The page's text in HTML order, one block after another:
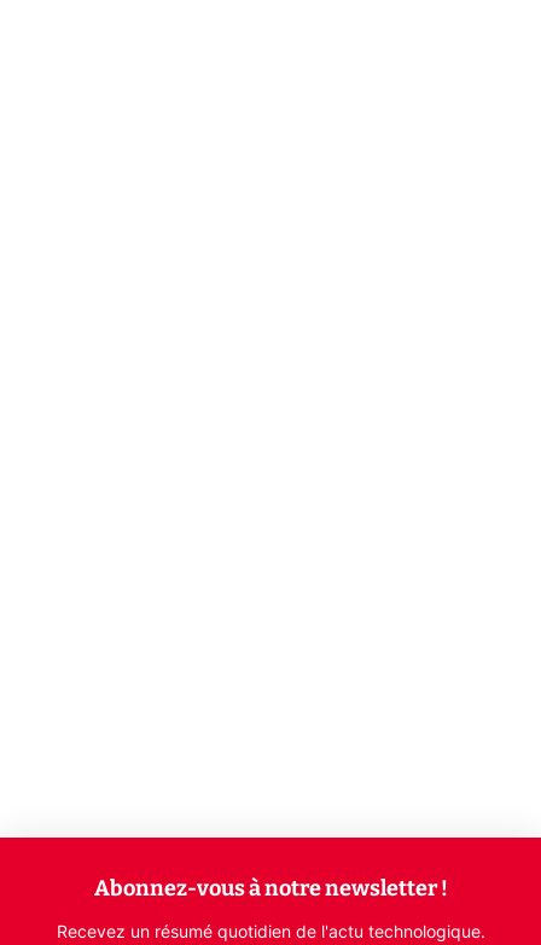
Abonnez-vous à notre newsletter !
Recevez un résumé quotidien de l'actu technologique.